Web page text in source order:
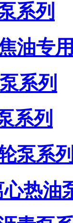
系列
油专
系列
系列
泵系
热油